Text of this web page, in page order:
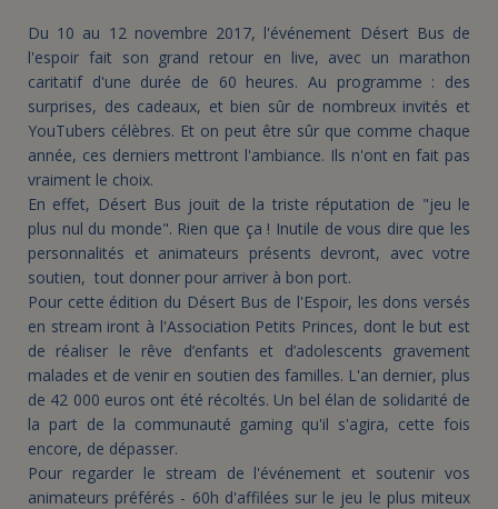
Du 10 au 12 novembre 2017, l'événement Désert Bus de
l'espoir fait son grand retour en live, avec un marathon
caritatif d'une durée de 60 heures. Au programme : des
surprises, des cadeaux, et bien sûr de nombreux invités et
YouTubers célèbres. Et on peut être sûr que comme chaque
année, ces derniers mettront l'ambiance. Ils n'ont en fait pas
vraiment le choix.
En effet, Désert Bus jouit de la triste réputation de "jeu le
plus nul du monde". Rien que ça ! Inutile de vous dire que les
personnalités et animateurs présents devront, avec votre
soutien, tout donner pour arriver à bon port.
Pour cette édition du Désert Bus de l'Espoir, les dons versés
en stream iront à l'Association Petits Princes, dont le but est
de réaliser le rêve d’enfants et d’adolescents gravement
malades et de venir en soutien des familles. L'an dernier, plus
de 42 000 euros ont été récoltés. Un bel élan de solidarité de
la part de la communauté gaming qu'il s'agira, cette fois
encore, de dépasser.
Pour regarder le stream de l'événement et soutenir vos
animateurs préférés - 60h d'affilées sur le jeu le plus miteux